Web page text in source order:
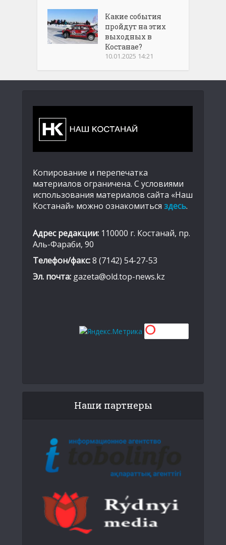
Какие события
пройдут на этих
выходных в
Костанае?
10.01.2025 14:21
Копирование и перепечатка
материалов ограничена. С условиями
использования материалов сайта «Наш
Костанай» можно ознакомиться здесь.
Адрес редакции: 110000 г. Костанай, пр.
Аль-Фараби, 90
Телефон/факс:8 (7142) 54-27-53
Эл. почта: gazeta@old.top-news.kz
Наши партнеры